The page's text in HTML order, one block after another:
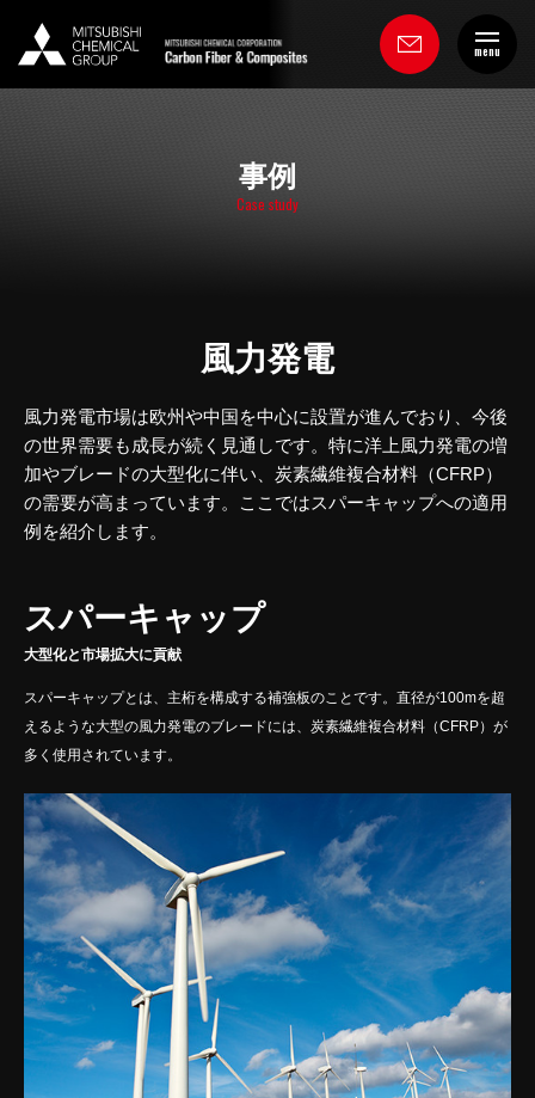
menu
事例
Case study
風力発電
風力発電市場は欧州や中国を中心に設置が進んでおり、今後
の世界需要も成長が続く見通しです。特に洋上風力発電の増
加やブレードの大型化に伴い、炭素繊維複合材料（CFRP）
の需要が高まっています。ここではスパーキャップへの適用
例を紹介します。
スパーキャップ
大型化と市場拡大に貢献
スパーキャップとは、主桁を構成する補強板のことです。直径が100mを超
えるような大型の風力発電のブレードには、炭素繊維複合材料（CFRP）が
多く使用されています。